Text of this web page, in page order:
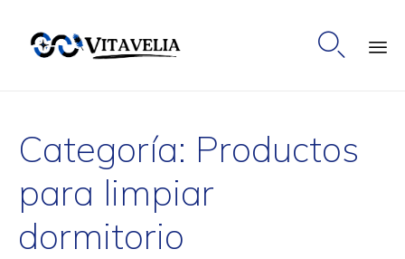

Categoría: Productos
para limpiar
dormitorio